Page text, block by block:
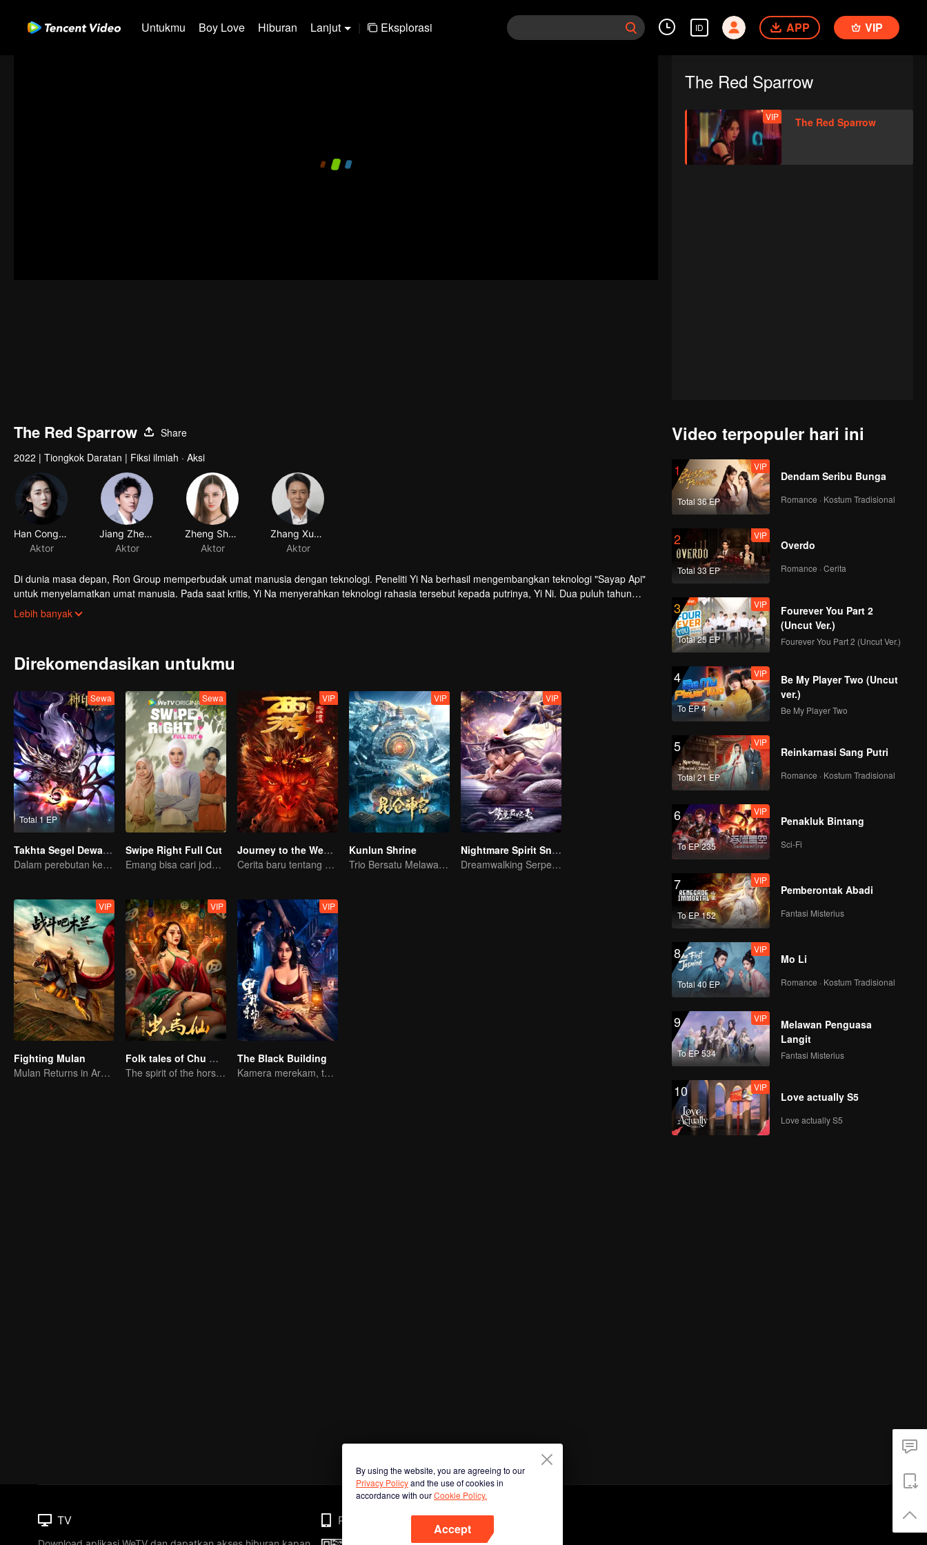
Untukmu Boy Love Hiburan Lanjut | Eksplorasi ID APP VIP
The Red Sparrow
VIP The Red Sparrow
The Red Sparrow
Share
2022 | Tiongkok Daratan | Fiksi ilmiah · Aksi
Han Congcong
Aktor
Jiang Zhenhao
Aktor
Zheng Shuxian
Aktor
Zhang Xuanmo
Aktor
Di dunia masa depan, Ron Group memperbudak umat manusia dengan teknologi. Peneliti Yi Na berhasil mengembangkan teknologi "Sayap Api"
untuk menyelamatkan umat manusia. Pada saat kritis, Yi Na menyerahkan teknologi rahasia tersebut kepada putrinya, Yi Ni. Dua puluh tahun
kemudian, Yi Ni tumbuh kuat dan menghadapi Ron Group. Berhasilkah ia menyelamatkan manusia dari jeratan Ron Group?
Lebih banyak
Direkomendasikan untukmu
Total 1 EP
Sewa
Takhta Segel Dewa The Movie : Dewa Tanpa Mahkota
Dalam perebutan kekuasaan ini siapa kah yang akan menang?
Sewa
Swipe Right Full Cut
Emang bisa cari jodoh lewat aplikasi?
VIP
Journey to the West: The Helltown of Heaven
Cerita baru tentang perjalanan ke barat akan segera tayang!
VIP
Kunlun Shrine
Trio Bersatu Melawan Misteri Kunlun
VIP
Nightmare Spirit Snake Record
Dreamwalking Serpent and the Sword Immortal's Past
VIP
Fighting Mulan
Mulan Returns in Armor and Wreaks Havoc
VIP
Folk tales of Chu Maxian
The spirit of the horse sacrifices a young girl to pray for immortality
VIP
The Black Building
Kamera merekam, tapi teriakan itu nyata.
Video terpopuler hari ini
1
Total 36 EP
VIP
Dendam Seribu Bunga
Romance · Kostum Tradisional
2
Total 33 EP
VIP
Overdo
Romance · Cerita
3
Total 25 EP
VIP
Fourever You Part 2
(Uncut Ver.)
Fourever You Part 2 (Uncut Ver.)
4
To EP 4
VIP
Be My Player Two (Uncut
ver.)
Be My Player Two
5
Total 21 EP
VIP
Reinkarnasi Sang Putri
Romance · Kostum Tradisional
6
To EP 235
VIP
Penakluk Bintang
Sci-Fi
7
To EP 152
VIP
Pemberontak Abadi
Fantasi Misterius
8
Total 40 EP
VIP
Mo Li
Romance · Kostum Tradisional
9
To EP 534
VIP
Melawan Penguasa
Langit
Fantasi Misterius
10 VIP
Love actually S5
Love actually S5
By using the website, you are agreeing to our
Privacy Policyand the use of cookies in
accordance with ourCookie Policy.
Accept
TV Phone